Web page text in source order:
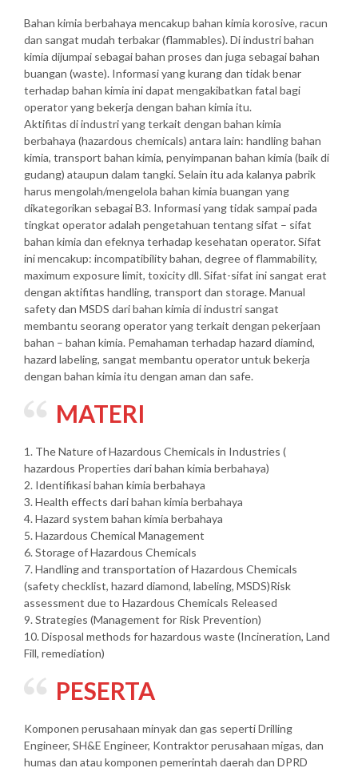
Bahan kimia berbahaya mencakup bahan kimia korosive, racun
dan sangat mudah terbakar (flammables). Di industri bahan
kimia dijumpai sebagai bahan proses dan juga sebagai bahan
buangan (waste). Informasi yang kurang dan tidak benar
terhadap bahan kimia ini dapat mengakibatkan fatal bagi
operator yang bekerja dengan bahan kimia itu.
Aktifitas di industri yang terkait dengan bahan kimia
berbahaya (hazardous chemicals) antara lain: handling bahan
kimia, transport bahan kimia, penyimpanan bahan kimia (baik di
gudang) ataupun dalam tangki. Selain itu ada kalanya pabrik
harus mengolah/mengelola bahan kimia buangan yang
dikategorikan sebagai B3. Informasi yang tidak sampai pada
tingkat operator adalah pengetahuan tentang sifat – sifat
bahan kimia dan efeknya terhadap kesehatan operator. Sifat
ini mencakup: incompatibility bahan, degree of flammability,
maximum exposure limit, toxicity dll. Sifat-sifat ini sangat erat
dengan aktifitas handling, transport dan storage. Manual
safety dan MSDS dari bahan kimia di industri sangat
membantu seorang operator yang terkait dengan pekerjaan
bahan – bahan kimia. Pemahaman terhadap hazard diamind,
hazard labeling, sangat membantu operator untuk bekerja
dengan bahan kimia itu dengan aman dan safe.
MATERI
1. The Nature of Hazardous Chemicals in Industries (
hazardous Properties dari bahan kimia berbahaya)
2. Identifikasi bahan kimia berbahaya
3. Health effects dari bahan kimia berbahaya
4. Hazard system bahan kimia berbahaya
5. Hazardous Chemical Management
6. Storage of Hazardous Chemicals
7. Handling and transportation of Hazardous Chemicals
(safety checklist, hazard diamond, labeling, MSDS)Risk
assessment due to Hazardous Chemicals Released
9. Strategies (Management for Risk Prevention)
10. Disposal methods for hazardous waste (Incineration, Land
Fill, remediation)
PESERTA
Komponen perusahaan minyak dan gas seperti Drilling
Engineer, SH&E Engineer, Kontraktor perusahaan migas, dan
humas dan atau komponen pemerintah daerah dan DPRD